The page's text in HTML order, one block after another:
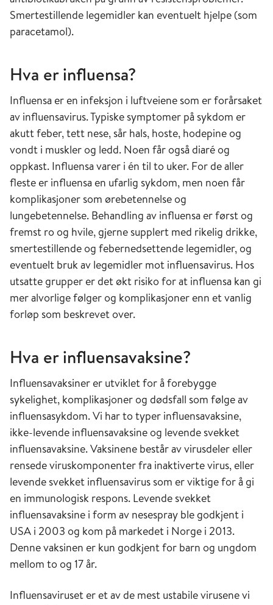
Smertestillende legemidler kan eventuelt hjelpe (som
paracetamol).
Hva er influensa?
Influensa er en infeksjon i luftveiene som er forårsaket
av influensavirus. Typiske symptomer på sykdom er
akutt feber, tett nese, sår hals, hoste, hodepine og
vondt i muskler og ledd. Noen får også diaré og
oppkast. Influensa varer i én til to uker. For de aller
fleste er influensa en ufarlig sykdom, men noen får
komplikasjoner som ørebetennelse og
lungebetennelse. Behandling av influensa er først og
fremst ro og hvile, gjerne supplert med rikelig drikke,
smertestillende og febernedsettende legemidler, og
eventuelt bruk av legemidler mot influensavirus. Hos
utsatte grupper er det økt risiko for at influensa kan gi
mer alvorlige følger og komplikasjoner enn et vanlig
forløp som beskrevet over.
Hva er influensavaksine?
Influensavaksiner er utviklet for å forebygge
sykelighet, komplikasjoner og dødsfall som følge av
influensasykdom. Vi har to typer influensavaksine,
ikke-levende influensavaksine og levende svekket
influensavaksine. Vaksinene består av virusdeler eller
rensede viruskomponenter fra inaktiverte virus, eller
levende svekket influensavirus som er viktige for å gi
en immunologisk respons. Levende svekket
influensavaksine i form av nesespray ble godkjent i
USA i 2003 og kom på markedet i Norge i 2013.
Denne vaksinen er kun godkjent for barn og ungdom
mellom to og 17 år.
Influensaviruset er et av de mest ustabile virusene vi